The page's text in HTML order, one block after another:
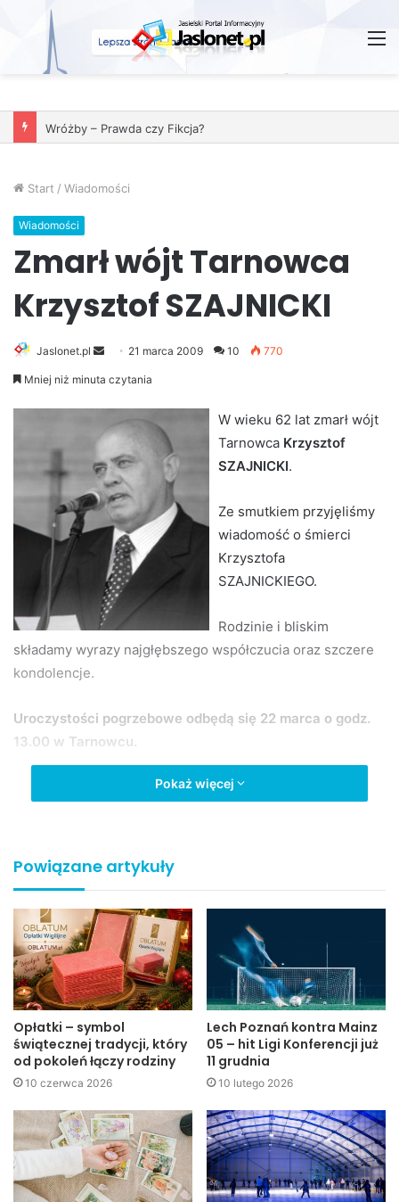
Wróżby – Prawda czy Fikcja?
Start / Wiadomości
Wiadomości
Zmarł wójt Tarnowca
Krzysztof SZAJNICKI
Jaslonet.pl
a
n
e
m
a
21 marca 2009 10 770
Mniej niż minuta czytania
W wieku 62 lat zmarł wójt
Tarnowca Krzysztof
SZAJNICKI.
Ze smutkiem przyjęliśmy
wiadomość o śmierci
Krzysztofa
SZAJNICKIEGO.
Rodzinie i bliskim
składamy wyrazy najgłębszego współczucia oraz szczere
kondolencje.
Uroczystości pogrzebowe odbędą się 22 marca o godz.
13.00 w Tarnowcu.
Pokaż więcej
Powiązane artykuły
Opłatki – symbol
świątecznej tradycji, który
od pokoleń łączy rodziny
10 czerwca 2026
Lech Poznań kontra Mainz
05 – hit Ligi Konferencji już
11 grudnia
10 lutego 2026